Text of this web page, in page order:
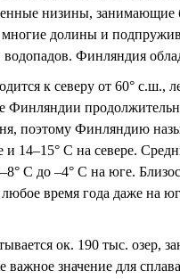
низины, занимающие
долины и
Финляндия
к северу от 60° с.ш.,
поэтому Финляндию
и 14–15° С на севере.
° С до –4° С на юге.
время года даже на
ок. 190 тыс. озер,
значение для